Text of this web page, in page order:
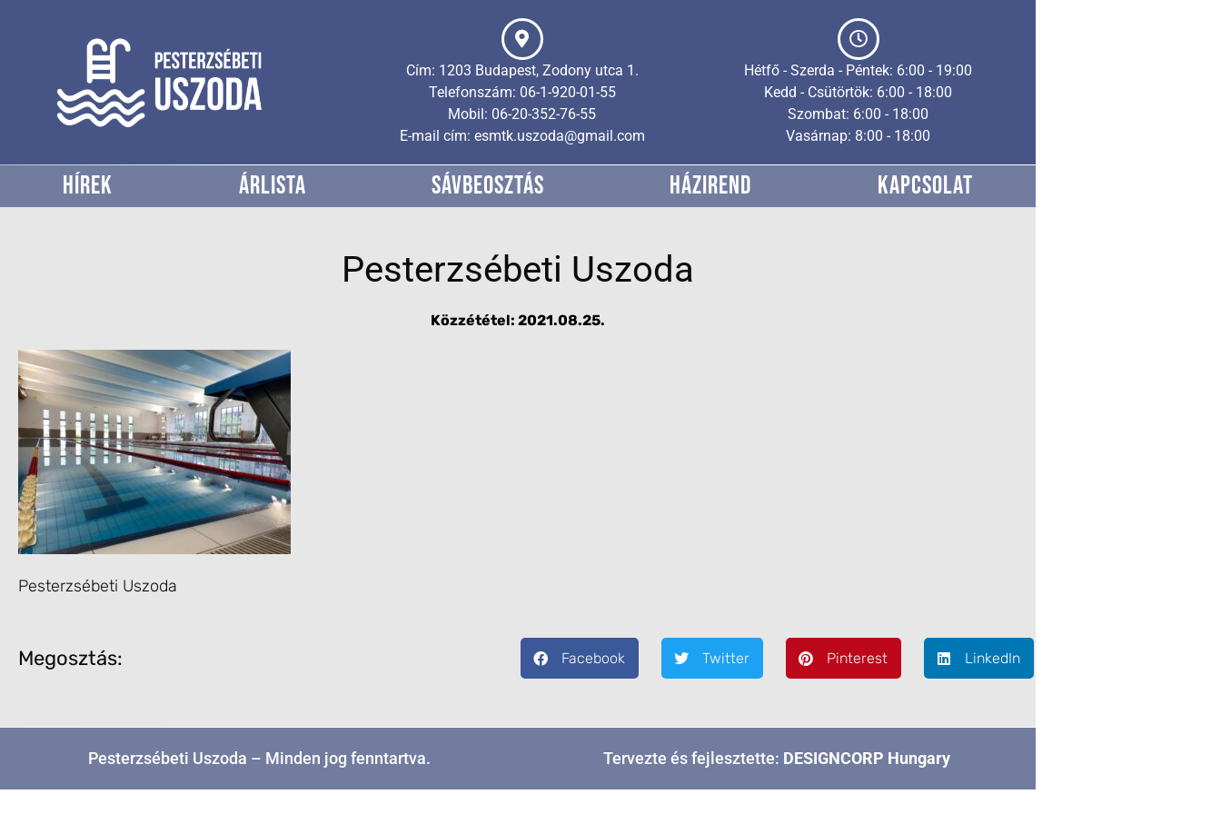
Cím: 1203 Budapest, Zodony utca 1.
Telefonszám: 06-1-920-01-55
Mobil: 06-20-352-76-55
E-mail cím: esmtk.uszoda@gmail.com
Hétfő - Szerda - Péntek: 6:00 - 19:00
Kedd - Csütörtök: 6:00 - 18:00
Szombat: 6:00 - 18:00
Vasárnap: 8:00 - 18:00
HÍREK ÁRLISTA SÁVBEOSZTÁS HÁZIREND KAPCSOLAT
Pesterzsébeti Uszoda
Közzététel: 2021.08.25.
Pesterzsébeti Uszoda
Megosztás: Facebook Twitter Pinterest LinkedIn
Pesterzsébeti Uszoda – Minden jog fenntartva. Tervezte és fejlesztette: DESIGNCORP Hungary